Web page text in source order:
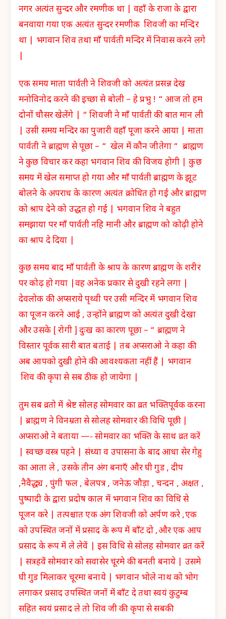
नगर अत्यंत सुन्दर और रमणीक था | वहाँ के राजा के द्वारा
बनवाया गया एक अत्यंत सुन्दर रमणीक शिवजी का मन्दिर
था | भगवान शिव तथा माँ पार्वती मन्दिर में निवास करने लगे
एक समय माता पार्वती ने शिवजी को अत्यंत प्रसन्न देख
मनोविनोद करने की इच्छा से बोली – हे प्रभु ! “ आज तो हम
दोनों चौसर खेलेंगे | “ शिवजी ने माँ पार्वती की बात मान ली
| उसी समय मन्दिर का पुजारी वहाँ पूजा करने आया | माता
पार्वती ने ब्राह्मण से पूछा – “ खेल में कौन जीतेगा “ ब्राह्मण
ने कुछ विचार कर कहा भगवान शिव की विजय होगी | कुछ
समय में खेल समाप्त हो गया और माँ पार्वती ब्राह्मण के झूट
बोलने के अपराध के कारण अत्यंत क्रोधित हो गई और ब्राह्मण
को श्राप देने को उद्धत हो गई | भगवान शिव ने बहुत
समझाया पर माँ पार्वती नहि मानी और ब्राह्मण को कोढ़ी होने
का श्राप दे दिया |
कुछ समय बाद माँ पार्वती के श्राप के कारण ब्राह्मण के शरीर
पर कोढ़ हो गया |वह अनेक प्रकार से दुखी रहने लगा |
देवलोक की अप्सराये पृथ्वी पर उसी मन्दिर में भगवान शिव
का पूजन करने आई , उन्होंने ब्राह्मण को अत्यंत दुखी देखा
और उसके [ रोगी ] दुःख का कारण पूछा – “ ब्राह्मण ने
विस्तार पूर्वक सारी बात बताई | तब अप्सराओ ने कहा की
अब आपको दुखी होने की आवश्यकता नहीं हैं | भगवान
शिव की कृपा से सब ठीक हो जायेगा |
तुम सब व्रतो में श्रेष्ट सोलह सोमवार का व्रत भक्तिपूर्वक करना
| ब्राह्मण ने विनम्रता से सोलह सोमवार की विधि पूछी |
अप्सराओ ने बताया —- सोमवार का भक्ति के साथ व्रत करें
| स्वच्छ वस्त्र पहने | संध्या व उपासना के बाद आधा सेर गेहु
का आता ले , उसके तीन अंग बनाएँ और घी गुड , दीप
,नैवैद्ध्य , पुंगी फल , बेलपत्र , जनेऊ जौड़ा , चन्दन , अक्षत ,
पुष्पादी के द्वारा प्रदोष काल में भगवान शिव का विधि से
पूजन करे | तत्पश्चात एक अंग शिवजी को अर्पण करे ,एक
को उपस्थित जनों में प्रसाद के रूप में बाँट दो ,और एक आप
प्रसाद के रूप में ले लेवें | इस विधि से सोलह सोमवार व्रत करें
| सत्रहवें सोमवार को सवासेर चूरमे की बनती बनाये | उसमे
घी गुड मिलाकर चूरमा बनाये | भगवान भोले नाथ को भोग
लगाकर प्रसाद उपस्थित जनों में बाँट दे तथा स्वयं कुटुम्ब
सहित स्वयं प्रसाद ले तो शिव जी की कृपा से सबकी